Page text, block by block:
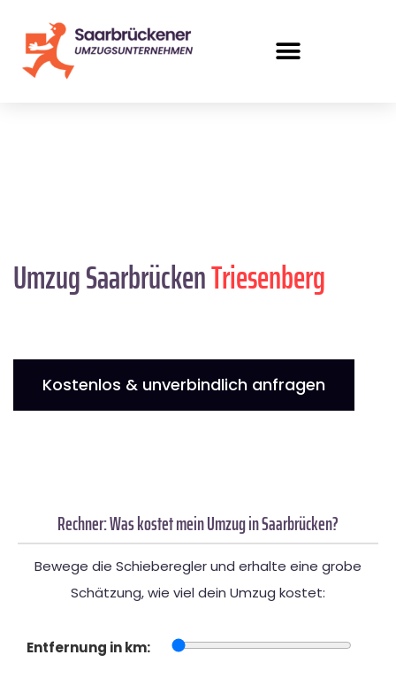
Umzug SaarbrückenTriesenberg
Kostenlos & unverbindlich anfragen
Rechner: Was kostet mein Umzug in Saarbrücken?
Bewege die Schieberegler und erhalte eine grobe
Schätzung, wie viel dein Umzug kostet:
Entfernung in km: